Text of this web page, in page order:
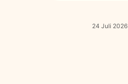
24 Juli 2026